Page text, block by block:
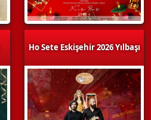
Ho Sete Eskişehir 2026 Yılbaşı